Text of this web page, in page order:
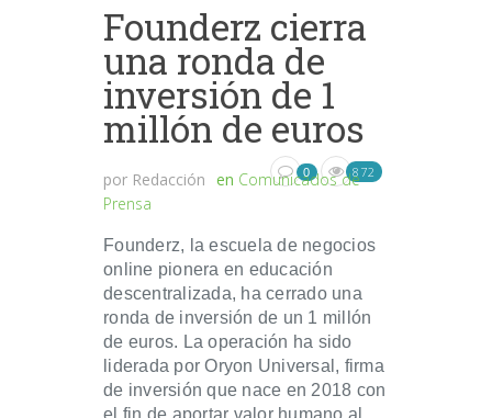
Founderz cierra
una ronda de
inversión de 1
millón de euros
por Redacción en Comunicados de
Prensa
0 872
Founderz, la escuela de negocios
online pionera en educación
descentralizada, ha cerrado una
ronda de inversión de un 1 millón
de euros. La operación ha sido
liderada por Oryon Universal, firma
de inversión que nace en 2018 con
el fin de aportar valor humano al